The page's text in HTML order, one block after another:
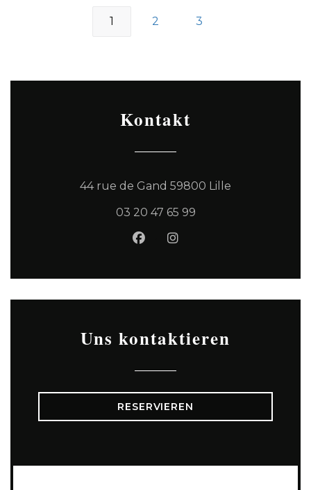
1 2 3
Kontakt
44 rue de Gand 59800 Lille
03 20 47 65 99
Facebook ((öffnet ein
Instagram ((öffnet ein
Uns kontaktieren
RESERVIEREN